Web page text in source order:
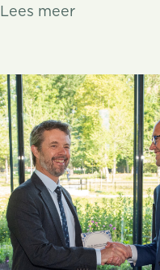
Lees meer
Lees meer